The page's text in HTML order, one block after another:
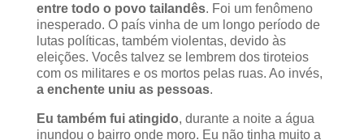
entre todo o povo tailandês. Foi um fenômeno
inesperado. O país vinha de um longo período de
lutas políticas, também violentas, devido às
eleições. Vocês talvez se lembrem dos tiroteios
com os militares e os mortos pelas ruas. Ao invés,
a enchente uniu as pessoas.
Eu também fui atingido, durante a noite a água
inundou o bairro onde moro. Eu não tinha muito a